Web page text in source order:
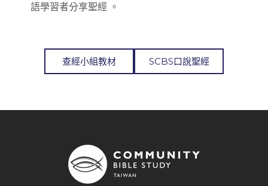
語學習者分享聖經 。
查經小組​教材 SCBS口說聖經